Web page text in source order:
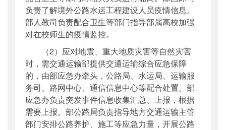
负责了解境外公路水运工程建设人员疫情信息。
部人教司负责配合卫生等部门指导部属高校加强
对在校师生的疫情监控。
（2）应对地震、重大地质灾害等自然灾害
时，需交通运输部提供交通运输综合应急保障
的，由部应急办牵头，公路局、水运局、运输服
务司、路网中心、通信信息中心等配合处置。部
应急办负责突发事件信息收集汇总、上报，根据
需要上报。部公路局负责指导地方交通运输主管
部门安排公路养护、施工等应急力量，开展公路